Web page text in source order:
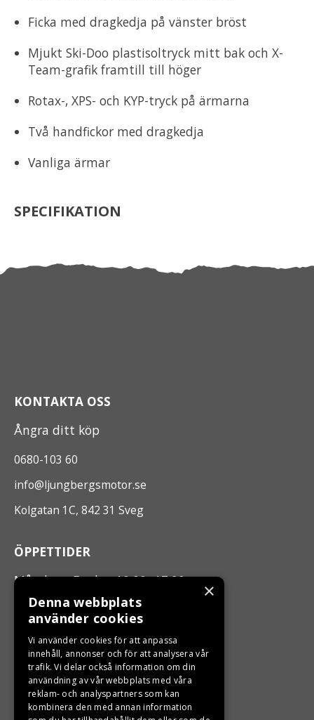
Ficka med dragkedja på vänster bröst
Mjukt Ski-Doo plastisoltryck mitt bak och X-
Team-grafik framtill till höger
Rotax-, XPS- och KYP-tryck på ärmarna
Två handfickor med dragkedja
Vanliga ärmar
SPECIFIKATION
KONTAKTA OSS
Ångra ditt köp
0680-103 60
info@ljungbergsmotor.se
Kolgatan 1C, 842 31 Sveg
ÖPPETTIDER
Måndag - Fredag 10.00 -17.00
LJUNGBERGS MOTOR
Din BRP återförsäljare i Sveg!
×
Denna webbplats
använder cookies
Vi använder cookies för att anpassa
innehåll, annonser och för att analysera vår
trafik. Vi delar också information om din
användning av vår webbplats med våra
reklam- och analyspartners som kan
kombinera den med annan information